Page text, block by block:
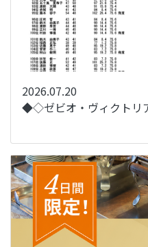
2026.07.20
◆◇ゼビオ・ヴィクト